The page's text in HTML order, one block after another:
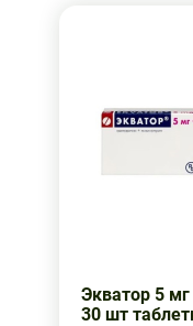
Экватор 5
30 шт